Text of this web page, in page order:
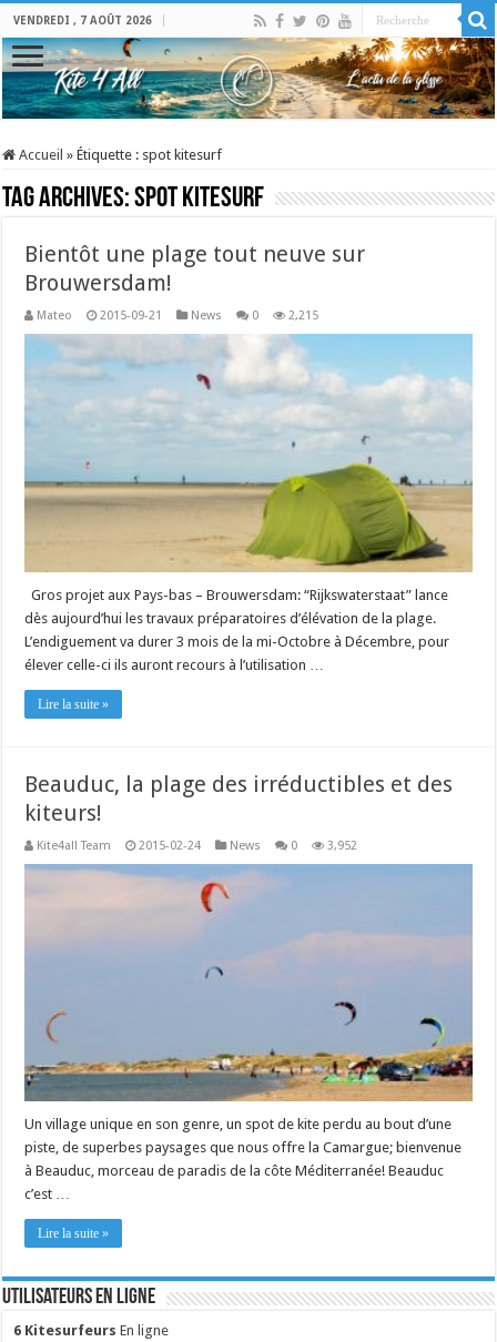
VENDREDI , 7 AOÛT 2026
Accueil » Étiquette : spot kitesurf
Tag Archives:spot kitesurf
Bientôt une plage tout neuve sur
Brouwersdam!
Mateo 2015-09-21 News 0 2,215
Gros projet aux Pays-bas – Brouwersdam: “Rijkswaterstaat” lance
dès aujourd’hui les travaux préparatoires d’élévation de la plage.
L’endiguement va durer 3 mois de la mi-Octobre à Décembre, pour
élever celle-ci ils auront recours à l’utilisation …
Lire la suite »
Beauduc, la plage des irréductibles et des
kiteurs!
Kite4all Team 2015-02-24 News 0 3,952
Un village unique en son genre, un spot de kite perdu au bout d’une
piste, de superbes paysages que nous offre la Camargue; bienvenue
à Beauduc, morceau de paradis de la côte Méditerranée! Beauduc
c’est …
Lire la suite »
Utilisateurs en ligne
6 Kitesurfeurs En ligne